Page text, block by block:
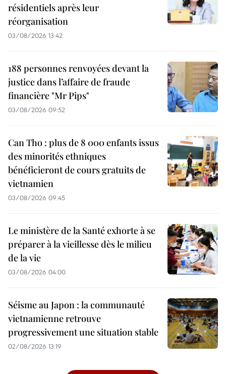
résidentiels après leur
réorganisation
03/08/2026 13:42
188 personnes renvoyées devant la
justice dans l’affaire de fraude
financière "Mr Pips"
03/08/2026 09:52
Can Tho : plus de 8 000 enfants issus
des minorités ethniques
bénéficieront de cours gratuits de
vietnamien
03/08/2026 09:45
Le ministère de la Santé exhorte à se
préparer à la vieillesse dès le milieu
de la vie
03/08/2026 04:00
Séisme au Japon : la communauté
vietnamienne retrouve
progressivement une situation stable
02/08/2026 13:19